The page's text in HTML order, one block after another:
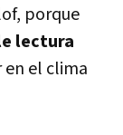
porque
lectura
en el clima